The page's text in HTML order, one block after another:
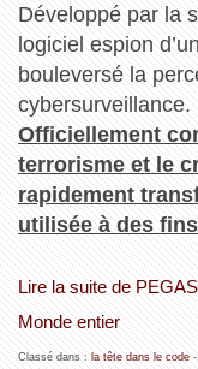
Développé par la
logiciel espion
bouleversé la
cybersurveillance.
Officiellement
terrorisme et le
rapidement
utilisée à des
Lire la suite de
Monde entier
Classé dans : la tête dans le code-